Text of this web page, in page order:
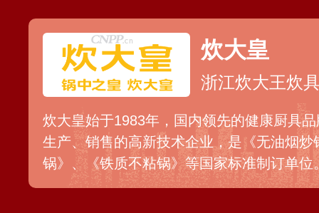
炊大皇
浙江炊大王炊
炊大皇始于1983年，国内领先的健康厨具
生产、销售的高新技术企业，是《无油烟
锅》、《铁质不粘锅》等国家标准制订单
非物质文化遗产，并坚持科研创新，拥有